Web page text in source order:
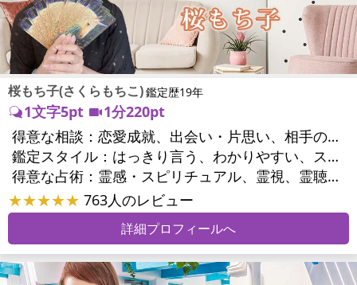
桜もち子(さくらもちこ)鑑定歴19年
1文字5pt
1分220pt
得意な相談：
恋愛成就、出会い・片思い、相手の気持ち、相性、縁結び、結婚、二人の今後、複雑な恋愛、三角関係、略奪愛、浮気、不倫、復活愛、復縁、同性愛・LGBT、人間関係、対人関係、仕事運、転職、人生全般、経営相談、ビジネスチャンス、ビジネスパートナー、家族関係、夫婦関係、家庭問題、心の問題、うつ、いじめ、人生相談、霊的問題、ご先祖様、守護霊様、魂の本質、パワーストーン選択、開運指導、金運、縁切り
鑑定スタイル：
はっきり言う、わかりやすい、スピード鑑定、具体的、的確、納得感、聞き上手、とても話しやすい、じっくり聞いてくれる、愛にあふれ温かい、勇気をくれる、前向き・元気になれる、実力派
得意な占術：
霊感・スピリチュアル、霊視、霊聴、未来予知、前世・来世、波動修正、エネルギー調整、ソウルメイト、チャクラ、チャネリング、タロット、オラクルカード、姓名判断、九星気学、四柱推命、カラー診断、夢診断、易学、陰陽五行、祈祷、祈願、縁結び、除霊、縁切り、パワーストーン、水晶、ヒーリング
★★★★★ 763人のレビュー
詳細プロフィールへ